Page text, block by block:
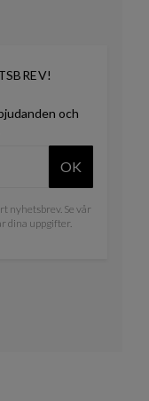
och
OK
nyhetsbrev. Se vår
dina uppgifter.